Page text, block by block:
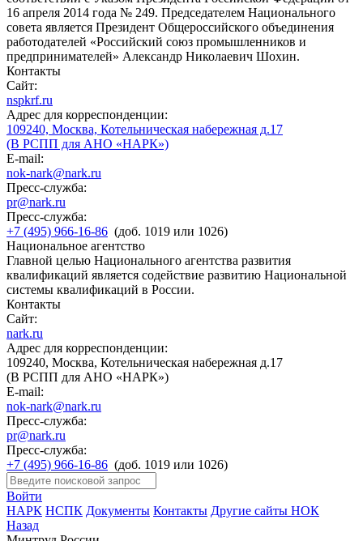
16 апреля 2014 года № 249. Председателем Национального
совета является Президент Общероссийского объединения
работодателей «Российский союз промышленников и
предпринимателей» Александр Николаевич Шохин.
Контакты
Сайт:
nspkrf.ru
Адрес для корреспонденции:
109240, Москва, Котельническая набережная д.17
(В РСПП для АНО «НАРК»)
E-mail:
nok-nark@nark.ru
Пресс-служба:
pr@nark.ru
Пресс-служба:
+7 (495) 966-16-86 (доб. 1019 или 1026)
Национальное агентство
Главной целью Национального агентства развития
квалификаций является содействие развитию Национальной
системы квалификаций в России.
Контакты
Сайт:
nark.ru
Адрес для корреспонденции:
109240, Москва, Котельническая набережная д.17
(В РСПП для АНО «НАРК»)
E-mail:
nok-nark@nark.ru
Пресс-служба:
pr@nark.ru
Пресс-служба:
+7 (495) 966-16-86 (доб. 1019 или 1026)
Войти
НАРК НСПК Документы Контакты Другие сайты НОК
Назад